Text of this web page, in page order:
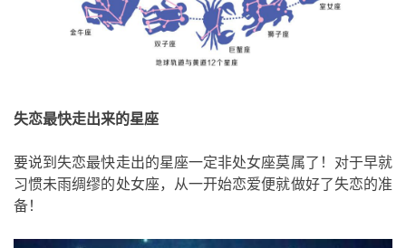
失恋最快走出来的星座
要说到失恋最快走出的星座一定非处女座莫属了！对于早就
习惯未雨绸缪的处女座，从一开始恋爱便就做好了失恋的准
备！